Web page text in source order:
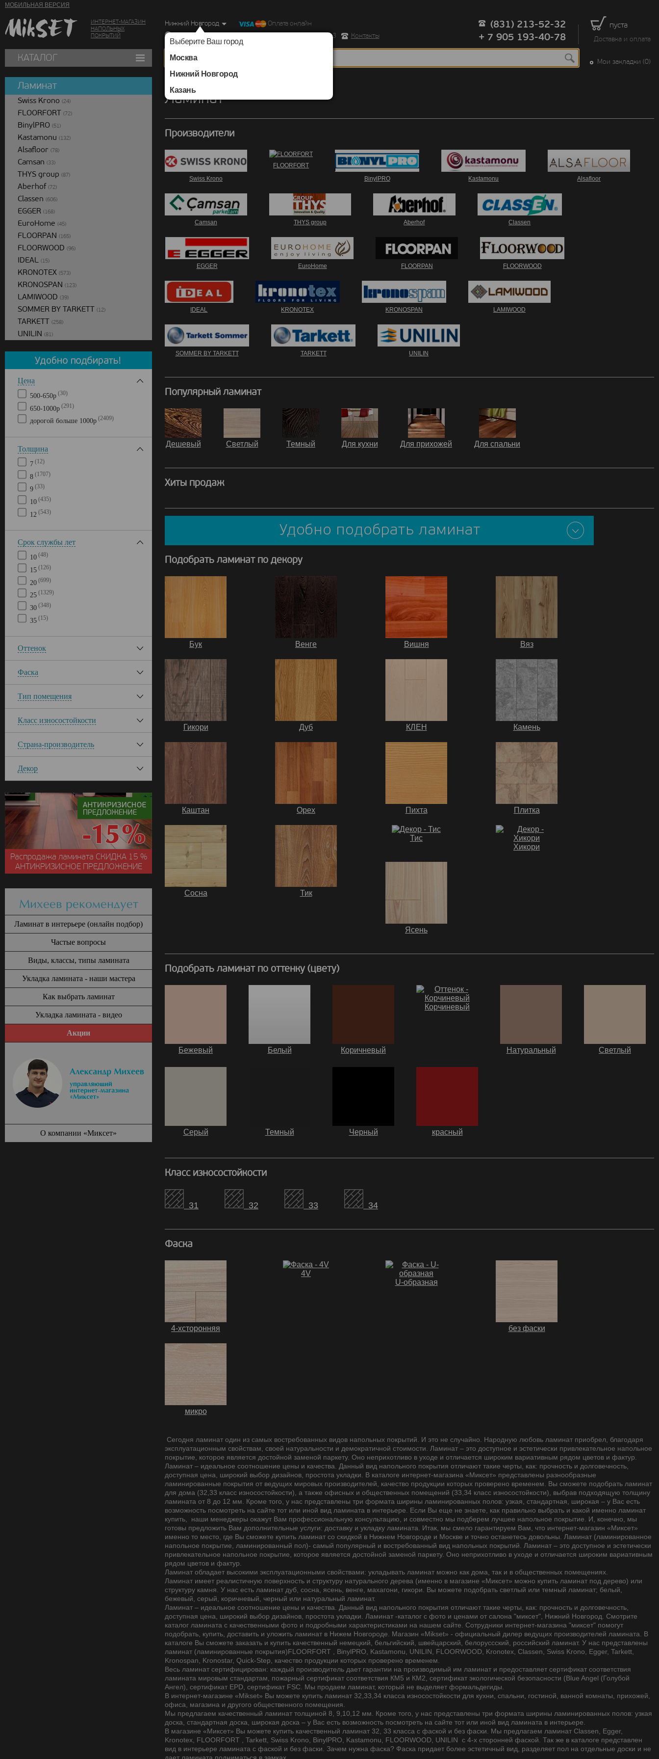
МОБИЛЬНАЯ ВЕРСИЯ
ИНТЕРНЕТ-МАГАЗИН
НАПОЛЬНЫХ
ПОКРЫТИЙ
пуста
Доставка и оплата
Нижний Новгород
Выберите Ваш город
Москва
Нижний Новгород
Казань
Оплата онлайн
г. Нижний Новгород, Ул. Республиканская д.43 корпус 3
Контакты
(831) 213-52-32
+ 7 905 193-40-78
КАТАЛОГ Мои закладки (0)
Ламинат
Производители
Swiss Krono
FLOORFORT
BinylPRO
Kastamonu Alsafloor
Camsan THYS group Aberhof Classen
EGGER EuroHome FLOORPAN FLOORWOOD
IDEAL KRONOTEX KRONOSPAN LAMIWOOD
SOMMER BY TARKETT TARKETT UNILIN
Популярный ламинат
Дешевый Светлый Темный Для кухни Для прихожей Для спальни
Хиты продаж
Подобрать ламинат по декору
Бук Венге Вишня Вяз
Гикори Дуб КЛЕН Камень
Каштан Орех Пихта Плитка
Сосна Тик
Тис
Хикори
Ясень
Подобрать ламинат по оттенку (цвету)
Бежевый Белый Коричневый
Корчиневый
Натуральный Светлый
Серый Темный Черный красный
Класс износостойкости
31 32 33 34
Фаска
4-хсторонняя
4V
U-образная
без фаски
микро
Сегодня ламинат один из самых востребованных видов напольных покрытий. И это не случайно. Народную любовь ламинат приобрел, благодаря
эксплуатационным свойствам, своей натуральности и демократичной стоимости. Ламинат – это доступное и эстетически привлекательное напольное
покрытие, которое является достойной заменой паркету. Оно неприхотливо в уходе и отличается широким вариативным рядом цветов и фактур.
Ламинат – идеальное соотношение цены и качества. Данный вид напольного покрытия отличают такие черты, как: прочность и долговечность,
доступная цена, широкий выбор дизайнов, простота укладки. В каталоге интернет-магазина «Миксет» представлены разнообразные
ламинированные покрытия от ведущих мировых производителей, качество продукции которых проверено временем. Вы сможете подобрать ламинат
для дома (32,33 класс износостойкости), а также офисных и общественных помещений (33,34 класс износостойкости), выбрав подходящую толщину
ламината от 8 до 12 мм. Кроме того, у нас представлены три формата ширины ламинированных полов: узкая, стандартная, широкая – у Вас есть
возможность посмотреть на сайте тот или иной вид ламината в интерьере. Если Вы еще не знаете, как правильно выбрать и какой именно ламинат
купить, наши менеджеры окажут Вам профессиональную консультацию, и совместно мы подберем лучшее напольное покрытие. И, конечно, мы
готовы предложить Вам дополнительные услуги: доставку и укладку ламината. Итак, мы смело гарантируем Вам, что интернет-магазин «Миксет»
именно то место, где Вы сможете купить ламинат со скидкой в Нижнем Новгороде и Москве и точно останетесь довольны. Ламинат (ламинированное
напольное покрытие, ламинированный пол)- самый популярный и востребованный вид напольных покрытий. Ламинат – это доступное и эстетически
привлекательное напольное покрытие, которое является достойной заменой паркету. Оно неприхотливо в уходе и отличается широким вариативным
рядом цветов и фактур.
Ламинат обладает высокими эксплуатационными свойствами: укладывать ламинат можно как дома, так и в общественных помещениях.
Ламинат имеет реалистичную поверхность и структуру натурального дерева (именно в магазине «Миксет» можно купить ламинат под дерево) или
структуру камня. У нас есть ламинат дуб, сосна, ясень, венге, махагони, гикори. Вы можете подобрать светлый или темный ламинат; белый,
бежевый, серый, коричневый, черный или натуральный ламинат.
Ламинат – идеальное соотношение цены и качества. Данный вид напольного покрытия отличают такие черты, как: прочность и долговечность,
доступная цена, широкий выбор дизайнов, простота укладки. Ламинат -каталог с фото и ценами от салона "миксет", Нижний Новгород. Смотрите
каталог ламината с качественными фото и подробными характеристиками на нашем сайте. Сотрудники интернет-магазина "миксет" помогут
подобрать, купить, доставить и уложить ламинат в Нижем Новгороде. Магазин «Mikset» - официальный дилер ведущих производителей ламината. В
каталоге Вы сможете заказать и купить качественный немецкий, бельгийский, швейцарский, белоруссский, российский ламинат. У нас представлены
ламинат (ламинированные покрытия)FLOORFORT , BinylPRO, Kastamonu, UNILIN, FLOORWOOD, Kronotex, Classen, Swiss Krono, Egger, Tarkett,
Kronospan, Kronostar, Quick-Step, качество продукции которых проверено временем.
Весь ламинат сертифицирован: каждый производитель дает гарантии на производимый им ламинат и предоставляет сертификат соответствия
ламината мировым стандартам, пожарный сертификат соответствия КМ5 и КМ2, сертификат экологической безопасности (Blue Angel (Голубой
Ангел), сертификат EPD, сертификат FSC. Мы продаем ламинат, который не выделяет формальдегиды.
В интернет-магазине «Mikset» Вы можете купить ламинат 32,33,34 класса износостойкости для кухни, спальни, гостиной, ванной комнаты, прихожей,
офиса, магазина и другого общественного помещения.
Мы предлагаем качественный ламинат толщиной 8, 9,10,12 мм. Кроме того, у нас представлены три формата ширины ламинированных полов: узкая
доска, стандартная доска, широкая доска – у Вас есть возможность посмотреть на сайте тот или иной вид ламината в интерьере.
В магазине «Миксет» Вы можете купить качественный ламинат 32, 33 класса с фаской и без фаски. Мы предлагаем ламинат Classen, Egger,
Kronotex, FLOORFORT , Tarkett, Swiss Krono, BinylPRO, Kastamonu, FLOORWOOD, UNILIN c 4-х сторонней фаской. Так же в каталоге представлен
вид в интерьере ламината с фаской и без фаски. Зачем нужна фаска? Фаска придает более эстетичный вид, разделяет пол на отдельные доски и не
Ламинат
Swiss Krono (24)
FLOORFORT (72)
BinylPRO (51)
Kastamonu (132)
Alsafloor (78)
Camsan (33)
THYS group (87)
Aberhof (72)
Classen (606)
EGGER (168)
EuroHome (45)
FLOORPAN (165)
FLOORWOOD (96)
IDEAL (15)
KRONOTEX (573)
KRONOSPAN (123)
LAMIWOOD (39)
SOMMER BY TARKETT (12)
TARKETT (258)
UNILIN (81)
Цена
500-650р (30)
650-1000р (291)
дорогой больше 1000р (2409)
Толщина
7 (12)
8 (1707)
9 (33)
10 (435)
12 (543)
Срок службы лет
10 (48)
15 (126)
20 (699)
25 (1329)
30 (348)
35 (15)
Оттенок
Фаска
Тип помещения
Класс износостойкости
Страна-производитель
Декор
Распродажа ламината СКИДКА15 %
АНТИКРИЗИСНОЕ ПРЕДЛОЖЕНИЕ
Михеев рекомендует
Ламинат в интерьере (онлайн подбор)
Частые вопросы
Виды, классы, типы ламината
Укладка ламината - наши мастера
Как выбрать ламинат
Укладка ламината - видео
Акции
О компании «Миксет»